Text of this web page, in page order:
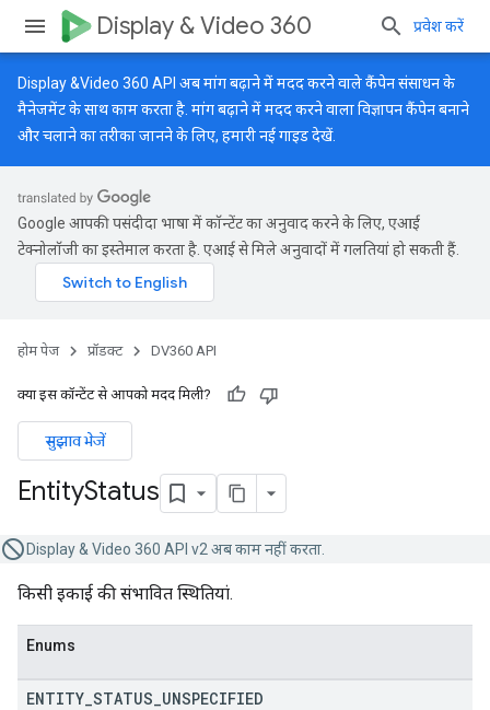
Display & Video 360 प्रवेश करें
Display &Video 360 API अब मांग बढ़ाने में मदद करने वाले कैंपेन संसाधन के
मैनेजमेंट के साथ काम करता है. मांग बढ़ाने में मदद करने वाला विज्ञापन कैंपेन बनाने
और चलाने का तरीका जानने के लिए, हमारीनई गाइडदेखें.
Google आपकी पसंदीदा भाषा में कॉन्टेंट का अनुवाद करने के लिए, एआई
टेक्नोलॉजी का इस्तेमाल करता है. एआई से मिले अनुवादों में गलतियां हो सकती हैं.
होम पेज प्रॉडक्ट DV360 API
क्या इस कॉन्टेंट से आपको मदद मिली?
सुझाव भेजें
EntityStatus
Display & Video 360 API v2 अब काम नहीं करता.
किसी इकाई की संभावित स्थितियां.
Enums
ENTITY STATUS UNSPECIFIED